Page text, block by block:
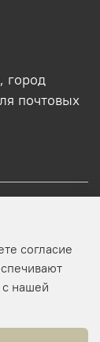
город
почтовых
согласие
с нашей